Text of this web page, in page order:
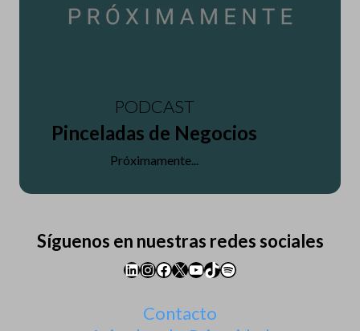
PODCAST
Pinceladas de Negocios
Próximamente...
Síguenos en nuestras redes sociales
LinkedIn
Instagram
Facebook
X YouTube
TikTok
Spotify
Contacto